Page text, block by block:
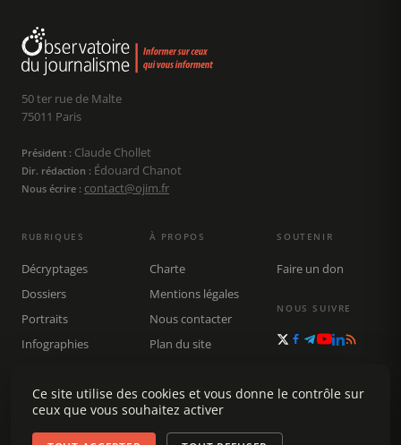
50 ter rue de Malte
75011 Paris
Président : Claude Chollet
Dir. rédaction : Édouard Chanot
Nous écrire : contact@ojim.fr
RUBRIQUES
Décryptages
Dossiers
Portraits
Infographies
Rechercher
À PROPOS
Charte
Mentions légales
Nous contacter
Plan du site
SOUTENIR
Faire un don
NOUS SUIVRE
Ce site utilise des cookies et vous donne le contrôle sur
ceux que vous souhaitez activer